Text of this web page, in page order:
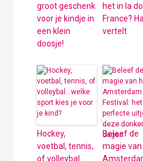
groot geschenk
voor je kindje in
een klein
doosje!
het in la
France?
vertelt
Hockey,
voetbal, tennis,
of volleybal…
Beleef de
magie